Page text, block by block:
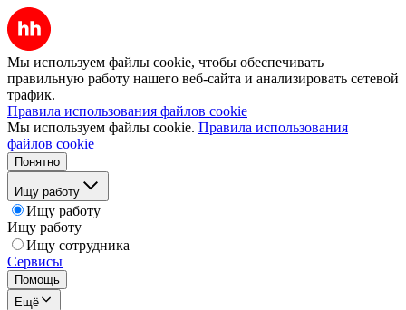
Мы используем файлы cookie, чтобы обеспечивать
правильную работу нашего веб-сайта и анализировать сетевой
трафик.
Правила использования файлов cookie
Мы используем файлы cookie. Правила использования
файлов cookie
Понятно
Ищу работу
Ищу работу
Ищу работу
Ищу сотрудника
Сервисы
Помощь
Ещё